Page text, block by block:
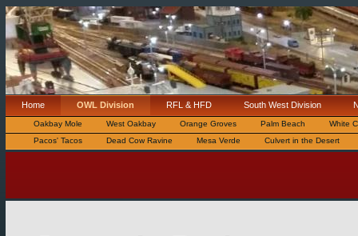
Home OWL Division RFL & HFD South West Division
Oakbay Mole West Oakbay Orange Groves Palm Beach
White
Pacos' Tacos
Dead Cow Ravine Mesa Verde Culvert in the Desert